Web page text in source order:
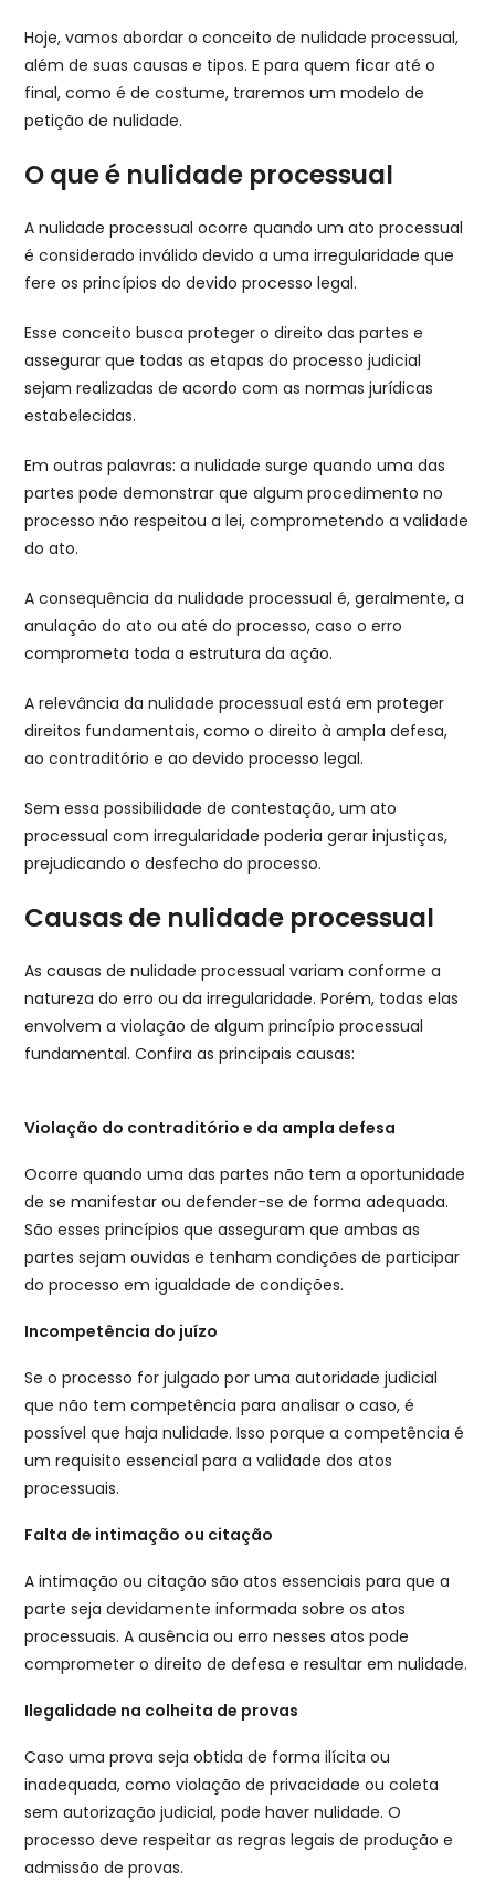
Hoje, vamos abordar o conceito de nulidade processual,
além de suas causas e tipos. E para quem ficar até o
final, como é de costume, traremos um modelo de
petição de nulidade.
O que é nulidade processual
A nulidade processual ocorre quando um ato processual
é considerado inválido devido a uma irregularidade que
fere os princípios do devido processo legal.
Esse conceito busca proteger o direito das partes e
assegurar que todas as etapas do processo judicial
sejam realizadas de acordo com as normas jurídicas
estabelecidas.
Em outras palavras: a nulidade surge quando uma das
partes pode demonstrar que algum procedimento no
processo não respeitou a lei, comprometendo a validade
do ato.
A consequência da nulidade processual é, geralmente, a
anulação do ato ou até do processo, caso o erro
comprometa toda a estrutura da ação.
A relevância da nulidade processual está em proteger
direitos fundamentais, como o direito à ampla defesa,
ao contraditório e ao devido processo legal.
Sem essa possibilidade de contestação, um ato
processual com irregularidade poderia gerar injustiças,
prejudicando o desfecho do processo.
Causas de nulidade processual
As causas de nulidade processual variam conforme a
natureza do erro ou da irregularidade. Porém, todas elas
envolvem a violação de algum princípio processual
fundamental. Confira as principais causas:
Violação do contraditório e da ampla defesa
Ocorre quando uma das partes não tem a oportunidade
de se manifestar ou defender-se de forma adequada.
São esses princípios que asseguram que ambas as
partes sejam ouvidas e tenham condições de participar
do processo em igualdade de condições.
Incompetência do juízo
Se o processo for julgado por uma autoridade judicial
que não tem competência para analisar o caso, é
possível que haja nulidade. Isso porque a competência é
um requisito essencial para a validade dos atos
processuais.
Falta de intimação ou citação
A intimação ou citação são atos essenciais para que a
parte seja devidamente informada sobre os atos
processuais. A ausência ou erro nesses atos pode
comprometer o direito de defesa e resultar em nulidade.
Ilegalidade na colheita de provas
Caso uma prova seja obtida de forma ilícita ou
inadequada, como violação de privacidade ou coleta
sem autorização judicial, pode haver nulidade. O
processo deve respeitar as regras legais de produção e
admissão de provas.